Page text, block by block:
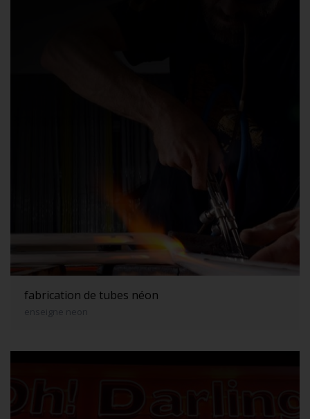
fabrication de tubes néon
enseigne neon